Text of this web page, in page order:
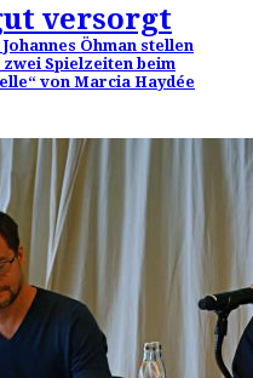
versorgt
Öhman stellen
Spielzeiten beim
von Marcia Haydée